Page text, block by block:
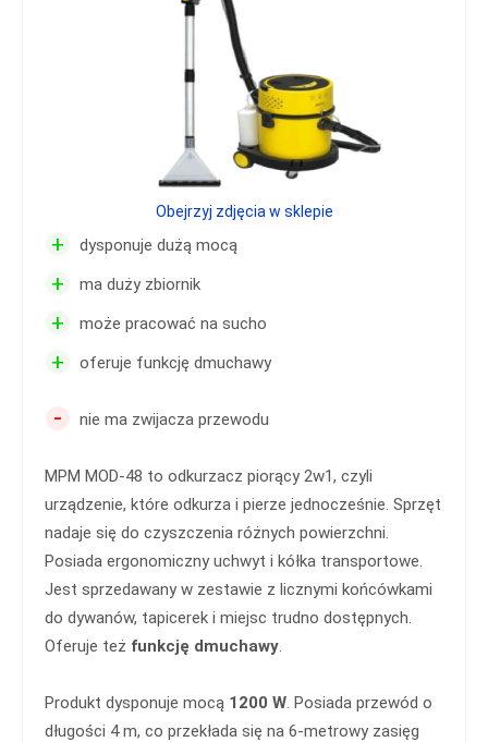
+ dysponuje dużą mocą
+ ma duży zbiornik
+ może pracować na sucho
+ oferuje funkcję dmuchawy
- nie ma zwijacza przewodu
MPM MOD-48 to odkurzacz piorący 2w1, czyli
urządzenie, które odkurza i pierze jednocześnie. Sprzęt
nadaje się do czyszczenia różnych powierzchni.
Posiada ergonomiczny uchwyt i kółka transportowe.
Jest sprzedawany w zestawie z licznymi końcówkami
do dywanów, tapicerek i miejsc trudno dostępnych.
Oferuje też funkcję dmuchawy
Produkt dysponuje mocą 1200 W . Posiada przewód o
długości 4 m, co przekłada się na 6-metrowy zasięg
Obejrzyj zdjęcia w sklepie